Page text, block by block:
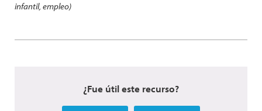
infantil, empleo)
¿Fue útil este recurso?